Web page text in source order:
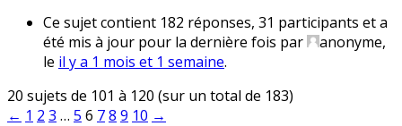
Ce sujet contient 182 réponses, 31 participants et a
été mis à jour pour la dernière fois par
anonyme,
le il y a 1 mois et 1 semaine.
20 sujets de 101 à 120 (sur un total de 183)
← 1 2 3 … 5 6 78 9 10 →